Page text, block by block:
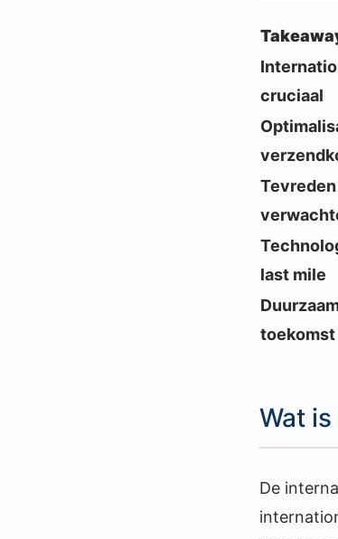
cruciaal
last mile
toekomst
Wat
De